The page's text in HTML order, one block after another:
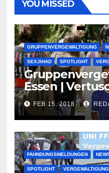
YOU MISSED
GRUPPENVERGEWALTIGUNG
SEXJIHAD SPOTLIGHT
Essen |
Lauenburger
großer
FEB 15, 2018
FAHNDUNGSMELDUNGEN
SPOTLIGHT